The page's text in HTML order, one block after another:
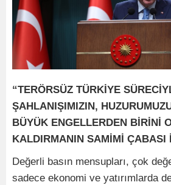
“TERÖRSÜZ TÜRKİYE
ŞAHLANIŞIMIZIN,
BÜYÜK ENGELLERDEN BİRİNİ
KALDIRMANIN SAMİMİ ÇABASI
Değerli basın mensupları, çok
sadece ekonomi ve yatırımlarda